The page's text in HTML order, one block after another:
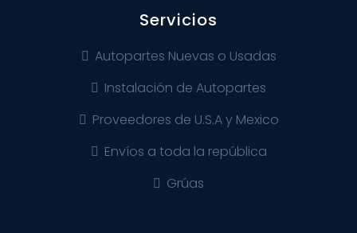
Servicios
Autopartes Nuevas o Usadas
Instalación de Autopartes
Proveedores de U.S.A y Mexico
Envíos a toda la república
Grúas